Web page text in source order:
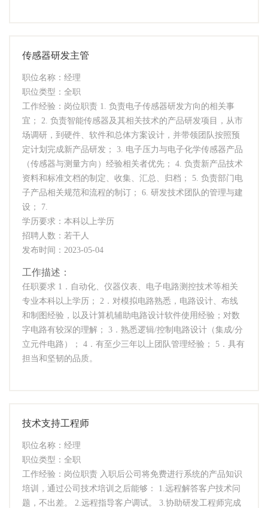
传感器研发主管
职位名称：经理
职位类型：全职
工作经验：岗位职责 1. 负责电子传感器研发方向的相关事
宜； 2. 负责智能传感器及其相关技术的产品研发项目，从市
场调研，到硬件、软件和总体方案设计，并带领团队按照预
定计划完成新产品研发； 3. 电子压力与电子化学传感器产品
（传感器与测量方向）经验相关者优先； 4. 负责新产品技术
资料和标准文档的制定、收集、汇总、归档； 5. 负责部门电
子产品相关规范和流程的制订； 6. 研发技术团队的管理与建
设； 7.
学历要求：本科以上学历
招聘人数：若干人
发布时间：2023-05-04
工作描述：
任职要求 1．自动化、仪器仪表、电子电路测控技术等相关
专业本科以上学历； 2．对模拟电路熟悉，电路设计、布线
和制图经验，以及计算机辅助电路设计软件使用经验；对数
字电路有较深的理解； 3．熟悉逻辑/控制电路设计（集成/分
立元件电路）； 4．有至少三年以上团队管理经验； 5．具有
担当和坚韧的品质。
技术支持工程师
职位名称：经理
职位类型：全职
工作经验：岗位职责 入职后公司将免费进行系统的产品知识
培训，通过公司技术培训之后能够： 1.远程解答客户技术问
题，不出差。 2.远程指导客户调试。 3.协助研发工程师完成